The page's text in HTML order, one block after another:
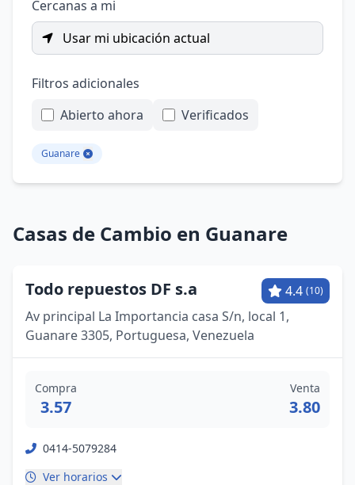
Cercanas a mi
Usar mi ubicación actual
Filtros adicionales
Abierto ahora
Verificados
Guanare
Casas de Cambio en Guanare
Todo repuestos DF s.a 4.4 (10)
Av principal La Importancia casa S/n, local 1,
Guanare 3305, Portuguesa, Venezuela
Compra
3.57
Venta
3.80
0414-5079284
Ver horarios